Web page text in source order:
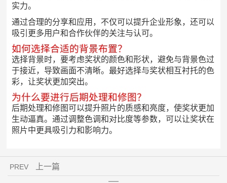
实力。
通过合理的分享和应用，不仅可以提升企业形象，还可以
吸引更多用户和合作伙伴的关注与认可。
如何选择合适的背景布置？
选择背景时，要考虑奖状的颜色和形状，避免与背景色过
于接近，导致画面不清晰。最好选择与奖状相互衬托的色
彩，让奖状更加突出。
为什么要进行后期处理和修图？
后期处理和修图可以提升照片的质感和亮度，使奖状更加
生动逼真。通过调整色调和对比度等参数，可以让奖状在
照片中更具吸引力和影响力。
PREV 上一篇